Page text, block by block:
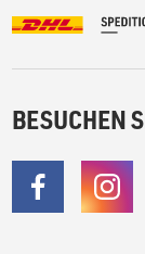
BESUCHEN